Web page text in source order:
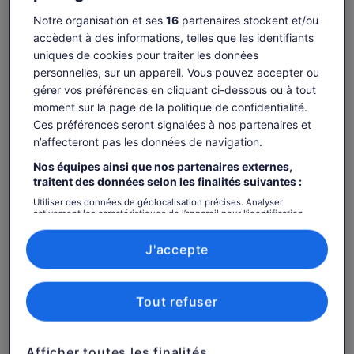
permet et si c'est un jour ouvrable, vous pourrez visiter un
marché local, choisir des ingrédients exotiques et apprendre
à cuisiner 3 plats typiques bulgares.
Afficher plus
Disponibilité
Dates
jeu. 6 août – jeu. 20 août
Voyageurs
1 adulte
115 € 115 €
Le
prix
est
115 €
taxes et frais compris
Voir les billets
Il est possible que le contenu de cette page
provienne d’une traduction automatique.
Afficher le texte d’origine (anglais)
Donner mon avis sur cette traductionS’ouvre
Notre organisation et ses 16partenaires stockent et/ou
accèdent à des informations, telles que les identifiants
uniques de cookies pour traiter les données
personnelles, sur un appareil. Vous pouvez accepter ou
gérer vos préférences en cliquant ci-dessous ou à tout
moment sur la page de la politique de confidentialité.
Ces préférences seront signalées à nos partenaires et
n’affecteront pas les données de navigation.
Nos équipes ainsi que nos partenaires externes,
traitent des données selon les finalités suivantes :
Utiliser des données de géolocalisation précises. Analyser
activement les caractéristiques de l’appareil pour l’identification.
et contenu personnalisés, mesure de performance des publicités
et du contenu, études d’audience et développement de services.
Liste de nos partenaires (fournisseurs)
Tout refuser
J'accepte